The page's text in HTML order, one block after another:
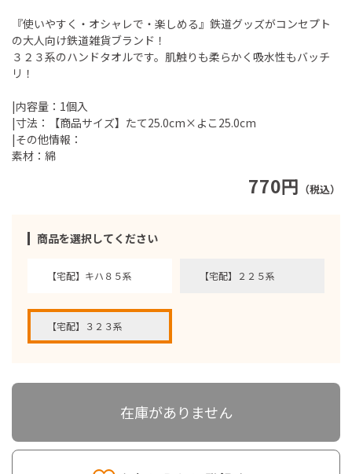
770円 （税込）
商品を選択してください
【宅配】キハ８５系 【宅配】２２５系
【宅配】３２３系
『使いやすく・オシャレで・楽しめる』鉄道グッズがコンセプト
の大人向け鉄道雑貨ブランド！
３２３系のハンドタオルです。肌触りも柔らかく吸水性もバッチ
リ！
|内容量：1個入
|寸法：【商品サイズ】たて25.0cm×よこ25.0cm
|その他情報：
素材：綿
在庫がありません